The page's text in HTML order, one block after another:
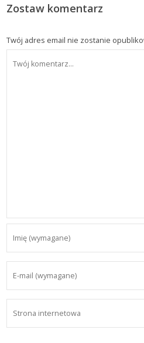
Zostaw komentarz
Twój adres email nie zostanie